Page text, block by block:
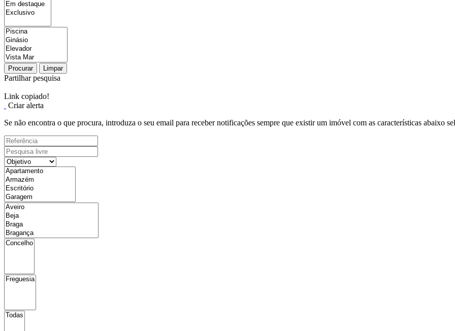
Procurar Limpar
Partilhar pesquisa
Link copiado!
Criar alerta
Se não encontra o que procura, introduza o seu email para receber notificações sempre que existir um imóvel com as características abaixo